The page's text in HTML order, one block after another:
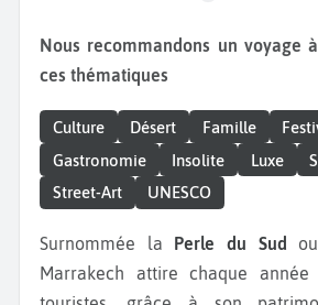
Nous recommandons un voyage à Marrakech pour
ces thématiques
Culture Désert Famille
Gastronomie
Insolite Luxe
Street-Art
UNESCO
Surnommée la Perle du Sud
Marrakech attire chaque